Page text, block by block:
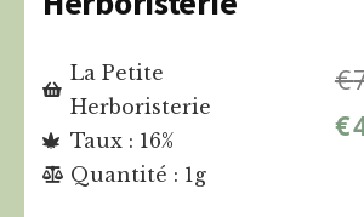
La Petite
Herboristerie
Taux : 16%
Quantité : 1g
€
€